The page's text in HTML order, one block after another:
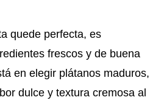
quede perfecta, es
frescos y de buena
en elegir plátanos maduros,
dulce y textura cremosa al